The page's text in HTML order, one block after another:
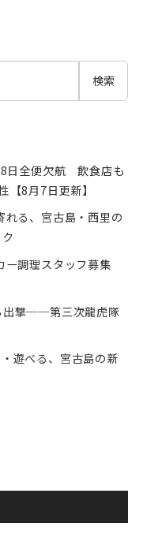
検索
8日全便欠航 飲食店も
8月7日更新】
れる、宮古島・西里の
ー調理スタッフ募集
出撃──第三次龍虎隊
遊べる、宮古島の新